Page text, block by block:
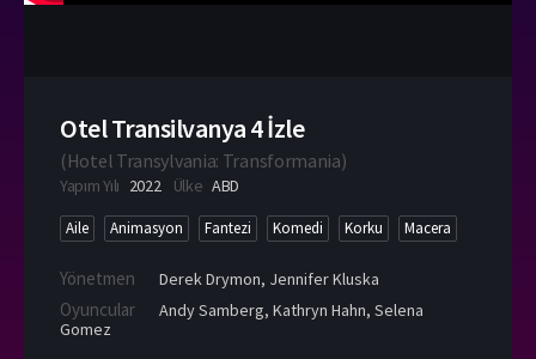
Otel Transilvanya 4 İzle
(Hotel Transylvania: Transformania)
Yapım Yılı 2022 Ülke ABD
Aile Animasyon Fantezi Komedi Korku Macera
Yönetmen Derek Drymon, Jennifer Kluska
Oyuncular Andy Samberg, Kathryn Hahn, Selena
Gomez